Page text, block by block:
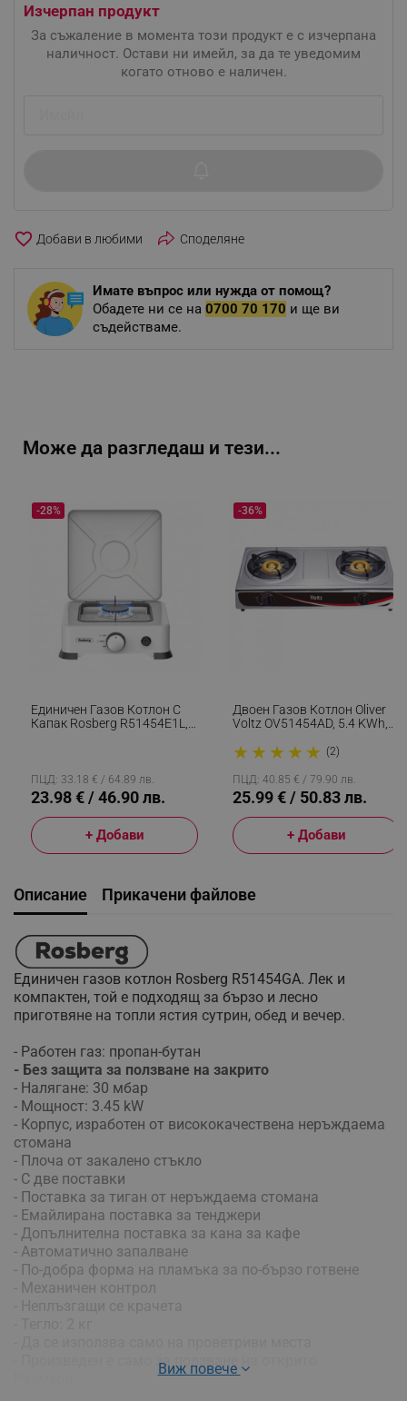
Изчерпан продукт
За съжаление в момента този продукт е с изчерпана
наличност. Остави ни имейл, за да те уведомим
когато отново е наличен.
favorite_border Споделяне
Имате въпрос или нужда от помощ?
Обадете ни се на 0700 70 170 и ще ви
съдействаме.
Може да разгледаш и тези...
Единичен Газов Котлон С
Капак Rosberg R51454E1L,
-28%
ПЦД: 33.18 € / 64.89 лв.
23.98 € / 46.90 лв.
+ Добави
Двоен Газов Котлон Oliver
Voltz OV51454AD, 5.4 KWh,
Запалване, 2 Чугунени
Горелки, Инокс
★ ★ ★ ★ ★ (2)
-36%
ПЦД: 40.85 € / 79.90 лв.
25.99 € / 50.83 лв.
+ Добави
Описание Прикачени файлове
Единичен газов котлон Rosberg R51454GA. Лек и
компактен, той е подходящ за бързо и лесно
приготвяне на топли ястия сутрин, обед и вечер.
- Работен газ: пропан-бутан
- Без защита за ползване на закрито
- Налягане: 30 мбар
- Мощност: 3.45 kW
- Корпус, изработен от висококачествена неръждаема
стомана
- Плоча от закалено стъкло
- С две поставки
- Поставка за тиган от неръждаема стомана
- Емайлирана поставка за тенджери
- Допълнителна поставка за кана за кафе
- Автоматично запалване
- По-добра форма на пламъка за по-бързо готвене
- Механичен контрол
- Неплъзгащи се крачета
- Произведен е само за ползване на открито
Виж повече